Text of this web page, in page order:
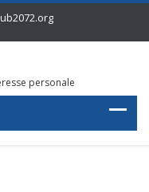
personale